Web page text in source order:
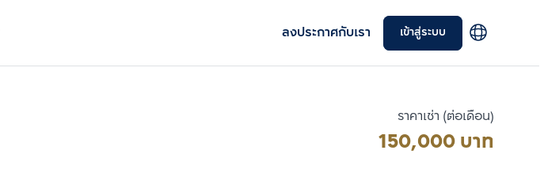
ลงประกาศกับเรา เข้าสู่ระบบ
ราคาเช่า (ต่อเดือน)
150,000 บาท